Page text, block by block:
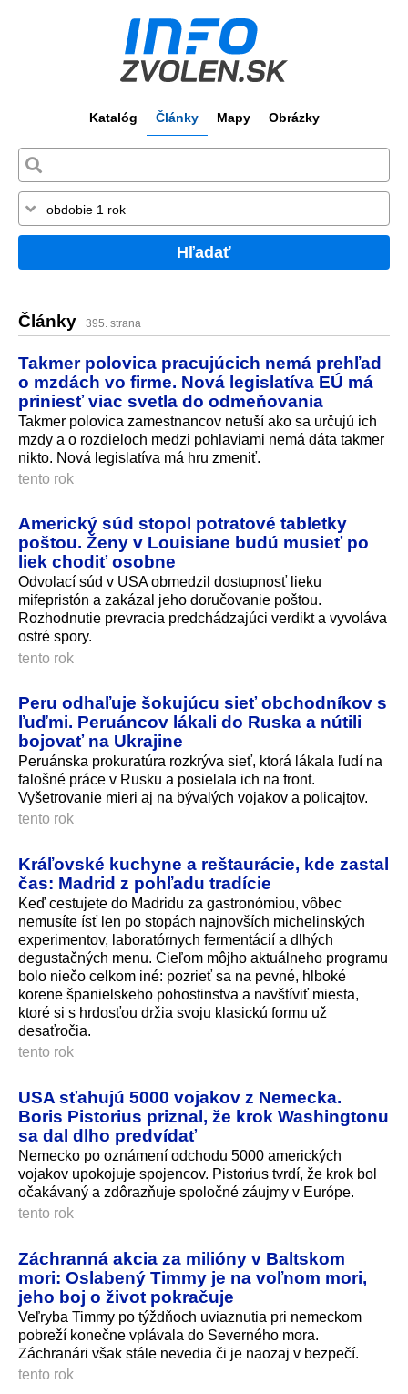
Katalóg Články Mapy Obrázky
Hľadať
Články 395. strana
Takmer polovica pracujúcich nemá prehľad
o mzdách vo firme. Nová legislatíva EÚ má
priniesť viac svetla do odmeňovania
Takmer polovica zamestnancov netuší ako sa určujú ich
mzdy a o rozdieloch medzi pohlaviami nemá dáta takmer
nikto. Nová legislatíva má hru zmeniť.
tento rok
Americký súd stopol potratové tabletky
poštou. Ženy v Louisiane budú musieť po
liek chodiť osobne
Odvolací súd v USA obmedzil dostupnosť lieku
mifepristón a zakázal jeho doručovanie poštou.
Rozhodnutie prevracia predchádzajúci verdikt a vyvoláva
ostré spory.
tento rok
Peru odhaľuje šokujúcu sieť obchodníkov s
ľuďmi. Peruáncov lákali do Ruska a nútili
bojovať na Ukrajine
Peruánska prokuratúra rozkrýva sieť, ktorá lákala ľudí na
falošné práce v Rusku a posielala ich na front.
Vyšetrovanie mieri aj na bývalých vojakov a policajtov.
tento rok
Kráľovské kuchyne a reštaurácie, kde zastal
čas: Madrid z pohľadu tradície
Keď cestujete do Madridu za gastronómiou, vôbec
nemusíte ísť len po stopách najnovších michelinských
experimentov, laboratórnych fermentácií a dlhých
degustačných menu. Cieľom môjho aktuálneho programu
bolo niečo celkom iné: pozrieť sa na pevné, hlboké
korene španielskeho pohostinstva a navštíviť miesta,
ktoré si s hrdosťou držia svoju klasickú formu už
desaťročia.
tento rok
USA sťahujú 5000 vojakov z Nemecka.
Boris Pistorius priznal, že krok Washingtonu
sa dal dlho predvídať
Nemecko po oznámení odchodu 5000 amerických
vojakov upokojuje spojencov. Pistorius tvrdí, že krok bol
očakávaný a zdôrazňuje spoločné záujmy v Európe.
tento rok
Záchranná akcia za milióny v Baltskom
mori: Oslabený Timmy je na voľnom mori,
jeho boj o život pokračuje
Veľryba Timmy po týždňoch uviaznutia pri nemeckom
pobreží konečne vplávala do Severného mora.
Záchranári však stále nevedia či je naozaj v bezpečí.
tento rok